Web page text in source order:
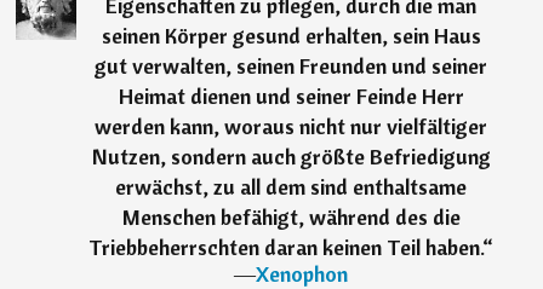
seinen Körper gesund erhalten, sein Haus
gut verwalten, seinen Freunden und seiner
Heimat dienen und seiner Feinde Herr
werden kann, woraus nicht nur vielfältiger
Nutzen, sondern auch größte Befriedigung
erwächst, zu all dem sind enthaltsame
Menschen befähigt, während des die
Triebbeherrschten daran keinen Teil haben.“
―Xenophon